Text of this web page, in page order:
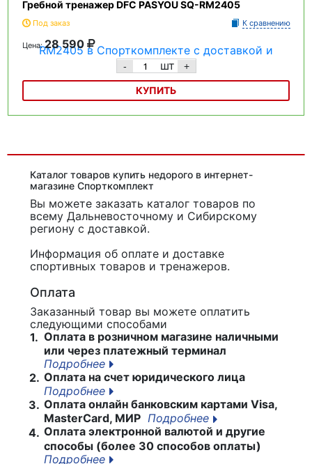
Гребной тренажер DFC PASYOU SQ-RM2405
Под заказ К сравнению
Цена:28 590
- шт +
КУПИТЬ
Каталог товаров купить недорого в интернет-
магазине Спорткомплект
Вы можете заказать каталог товаров по
всему Дальневосточному и Сибирскому
региону с доставкой.
Информация об оплате и доставке
спортивных товаров и тренажеров.
Оплата
Заказанный товар вы можете оплатить
следующими способами
1. Оплата в розничном магазине наличными
или через платежный терминал
Подробнее
2. Оплата на счет юридического лица
Подробнее
3. Оплата онлайн банковским картами Visa,
MasterCard, МИР Подробнее
4. Оплата электронной валютой и другие
способы (более 30 способов оплаты)
Подробнее